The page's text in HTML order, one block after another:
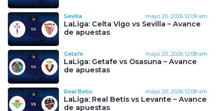
Sevilla mayo 20, 2026 12:09 am
LaLiga: Celta Vigo vs Sevilla – Avance
de apuestas
Getafe mayo 20, 2026 12:08 am
LaLiga: Getafe vs Osasuna – Avance
de apuestas
Real Betis mayo 20, 2026 12:08 am
LaLiga: Real Betis vs Levante – Avance
de apuestas